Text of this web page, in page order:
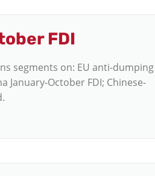
FDI
segments on: EU anti-dumping
October FDI; Chinese-